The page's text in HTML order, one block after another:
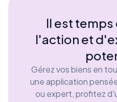
Il est temps
l'action et
Gérez vos biens en
une application
ou expert, profitez